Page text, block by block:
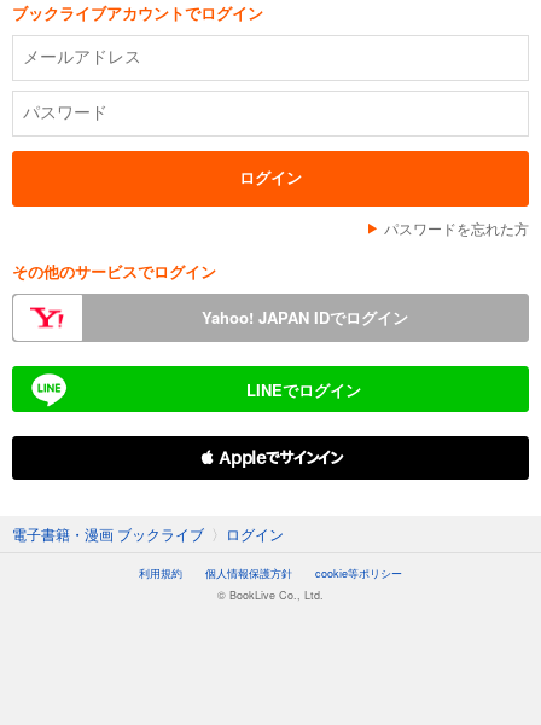
ブックライブアカウントでログイン
パスワードを忘れた方
その他のサービスでログイン
Yahoo! JAPAN IDでログイン
LINEでログイン
 Appleでサインイン
電子書籍・漫画 ブックライブ 〉 ログイン
利用規約 個人情報保護方針
cookie等ポリシー
© BookLive Co., Ltd.